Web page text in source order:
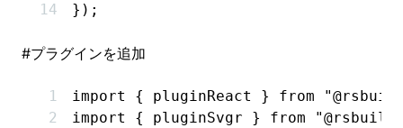
});
#プラグインを追加
import { pluginReact } from
import
{ pluginSvgr } from